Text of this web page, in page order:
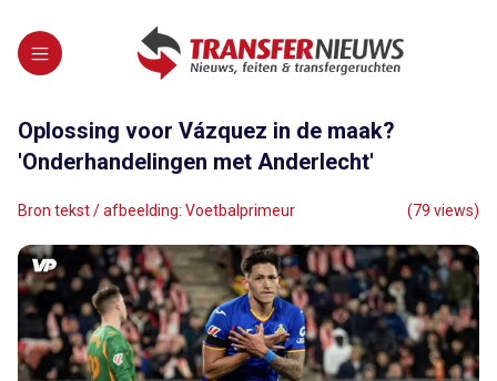
Oplossing voor Vázquez in de maak?
'Onderhandelingen met Anderlecht'
Bron tekst / afbeelding: Voetbalprimeur (79 views)